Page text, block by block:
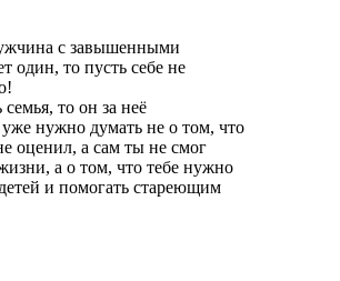
с завышенными
один, то пусть себе не
то он за неё
уже нужно думать не о том, что
оценил, а сам ты не смог
а о том, что тебе нужно
и помогать стареющим